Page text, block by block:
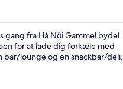
gang fra Hà Nội Gammel bydel
for at lade dig forkæle med
lounge og en snackbar/deli.